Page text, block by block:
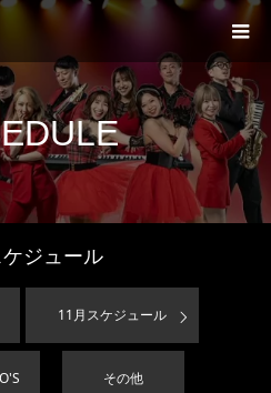
ケジュール
11 月スケジュール
その他